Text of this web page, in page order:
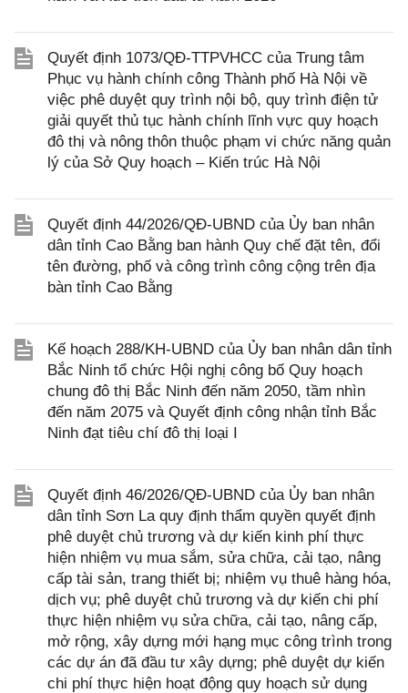
Quyết định 1073/QĐ-TTPVHCC của Trung tâm
Phục vụ hành chính công Thành phố Hà Nội về
việc phê duyệt quy trình nội bộ, quy trình điện tử
giải quyết thủ tục hành chính lĩnh vực quy hoạch
đô thị và nông thôn thuộc phạm vi chức năng quản
lý của Sở Quy hoạch – Kiến trúc Hà Nội
Quyết định 44/2026/QĐ-UBND của Ủy ban nhân
dân tỉnh Cao Bằng ban hành Quy chế đặt tên, đổi
tên đường, phố và công trình công cộng trên địa
bàn tỉnh Cao Bằng
Kế hoạch 288/KH-UBND của Ủy ban nhân dân tỉnh
Bắc Ninh tổ chức Hội nghị công bố Quy hoạch
chung đô thị Bắc Ninh đến năm 2050, tầm nhìn
đến năm 2075 và Quyết định công nhận tỉnh Bắc
Ninh đạt tiêu chí đô thị loại I
Quyết định 46/2026/QĐ-UBND của Ủy ban nhân
dân tỉnh Sơn La quy định thẩm quyền quyết định
phê duyệt chủ trương và dự kiến kinh phí thực
hiện nhiệm vụ mua sắm, sửa chữa, cải tạo, nâng
cấp tài sản, trang thiết bị; nhiệm vụ thuê hàng hóa,
dịch vụ; phê duyệt chủ trương và dự kiến chi phí
thực hiện nhiệm vụ sửa chữa, cải tạo, nâng cấp,
mở rộng, xây dựng mới hạng mục công trình trong
các dự án đã đầu tư xây dựng; phê duyệt dự kiến
chi phí thực hiện hoạt động quy hoạch sử dụng